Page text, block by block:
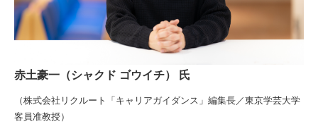
赤土豪一（シャクド ゴウイチ） 氏
（株式会社リクルート「キャリアガイダンス」編集長／東京学芸大学
客員准教授）